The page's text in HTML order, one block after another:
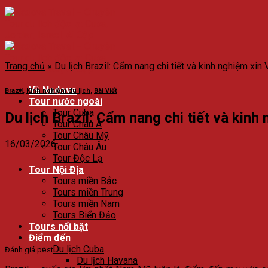
Về Nadova
Tour nước ngoài
Tour Cuba
Tour Châu Á
Tour Châu Mỹ
Tour Châu Âu
Tour Độc Lạ
Tour Nội Địa
Tours miền Bắc
Tours miền Trung
Tours miền Nam
Tours Biển Đảo
Tours nổi bật
Điểm đến
Du lịch Cuba
Du lịch Havana
Trang chủ » Du lịch Brazil: Cẩm nang chi tiết và kinh nghiệm xin
Brazil, Kinh nghiệm du lịch, Bài Viết
Du lịch Brazil: Cẩm nang chi tiết và kinh
16/03/2026
Đánh giá post